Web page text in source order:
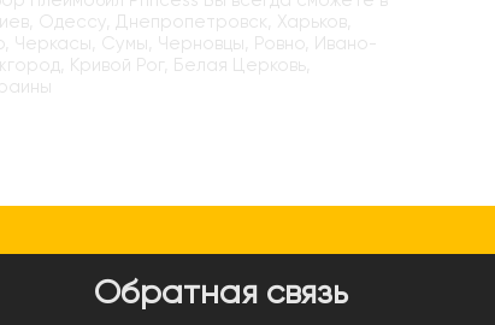
Одессу, Днепропетровск, Харьков,
Черкасы, Сумы, Черновцы, Ровно, Ивано-
Кривой Рог, Белая Церковь,
Обратная связь